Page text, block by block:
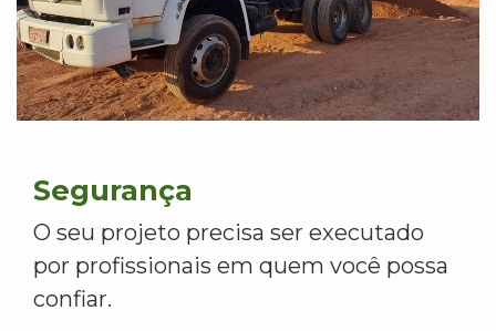
Segurança
O seu projeto precisa ser executado
por profissionais em quem você possa
confiar.